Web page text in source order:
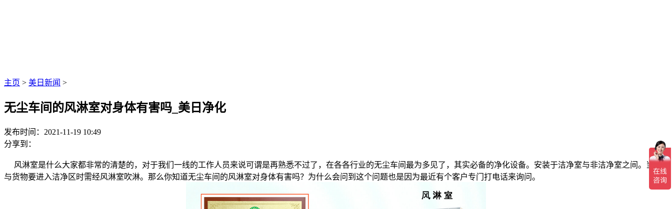
主页 > 美日新闻 >
无尘车间的风淋室对身体有害吗_美日净化
发布时间：2021-11-19 10:49
分享到：
风淋室是什么大家都非常的清楚的，对于我们一线的工作人员来说可谓是再熟悉不过了，在各各行业的无尘车间最为多见了，其实必备的净化设备。安装于洁净室与非洁净室之间。当人
与货物要进入洁净区时需经风淋室吹淋。那么你知道无尘车间的风淋室对身体有害吗？为什么会问到这个问题也是因为最近有个客户专门打电话来询问。